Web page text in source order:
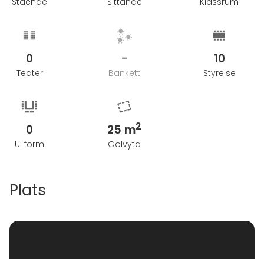
0
Teater
-
Bankett
10
Styrelse
0
U-form
25 m2
Golvyta
Plats